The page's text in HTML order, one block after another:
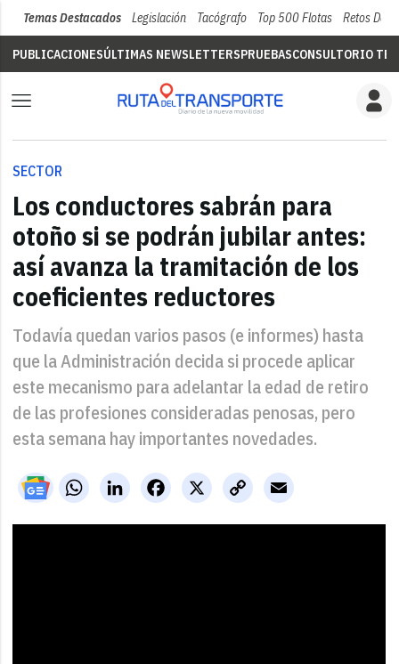
Temas Destacados Legislación Tacógrafo Top 500 Flotas Retos Del
PUBLICACIONESÚLTIMAS NEWSLETTERSPRUEBASCONSULTORIO
SECTOR
Los conductores sabrán para
otoño si se podrán jubilar antes:
así avanza la tramitación de los
coeficientes reductores
Todavía quedan varios pasos (e informes) hasta
que la Administración decida si procede aplicar
este mecanismo para adelantar la edad de retiro
de las profesiones consideradas penosas, pero
esta semana hay importantes novedades.
WhatsAppLinkedIn X
Facebook
Copy
Link
Email